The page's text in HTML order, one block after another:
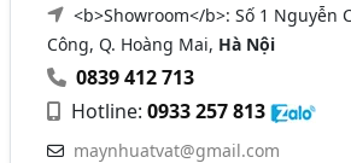
<b>Showroom</b>: Số 1 Nguyễn
Công, Q. Hoàng Mai, Hà Nội
0839 412 713
Hotline:0933 257 813
maynhuatvat@gmail.com